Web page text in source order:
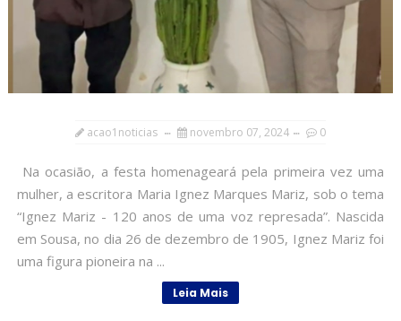
acao1noticias novembro 07, 2024 0
Na ocasião, a festa homenageará pela primeira vez uma
mulher, a escritora Maria Ignez Marques Mariz, sob o tema
“Ignez Mariz - 120 anos de uma voz represada”. Nascida
em Sousa, no dia 26 de dezembro de 1905, Ignez Mariz foi
uma figura pioneira na ...
Leia Mais